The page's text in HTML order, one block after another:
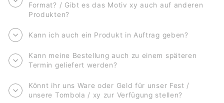
Format? / Gibt es das Motiv xy auch auf anderen
Produkten?
Kann ich auch ein Produkt in Auftrag geben?
Kann meine Bestellung auch zu einem späteren
Termin geliefert werden?
Könnt ihr uns Ware oder Geld für unser Fest /
unsere Tombola / xy zur Verfügung stellen?